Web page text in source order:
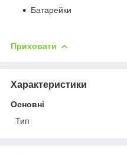
Батарейки
Приховати
Характеристики
Основні
Тип